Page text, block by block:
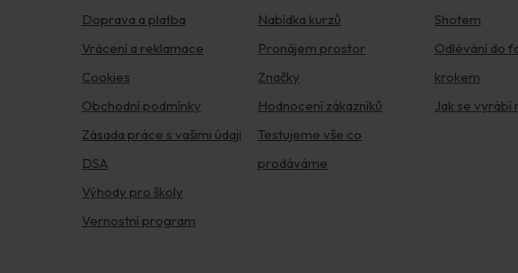
Doprava a platba
Vrácení a reklamace
Cookies
Obchodní podmínky
Zásada práce s vašimi údaji
DSA
Výhody pro školy
Vernostní program
Nabídka kurzů
Pronájem prostor
Značky
Hodnocení zákazníků
Testujeme vše co
prodáváme
Shotem
Odlévání do
krokem
Jak se vyrábí